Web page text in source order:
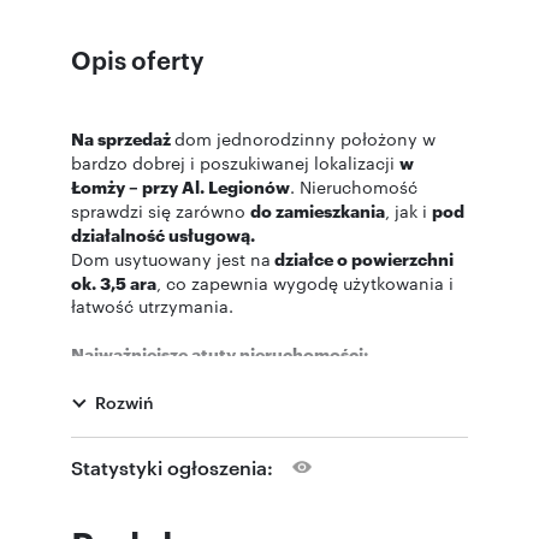
Opis oferty
Na sprzedażdom jednorodzinny położony w
bardzo dobrej i poszukiwanej lokalizacji w
Łomży – przy Al. Legionów. Nieruchomość
sprawdzi się zarówno do zamieszkania , jak i pod
działalność usługową.
Dom usytuowany jest na działce o powierzchni
ok. 3,5 ara , co zapewnia wygodę użytkowania i
łatwość utrzymania.
Najważniejsze atuty nieruchomości:
dom w całości podpiwniczony,
oraz jedna na dole),
możliwość ogrzewania: węgiel lub olej,
Rozwiń
Statystyki ogłoszenia: